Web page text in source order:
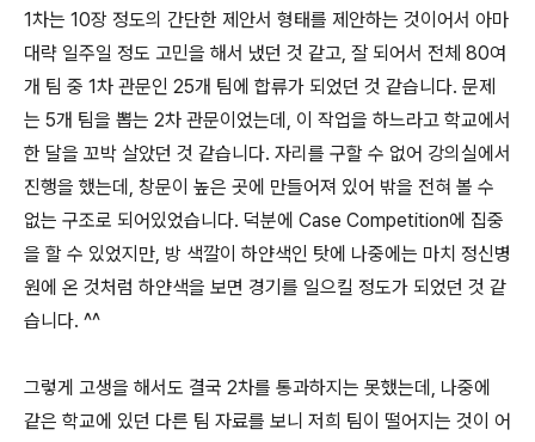
1차는 10장 정도의 간단한 제안서 형태를 제안하는 것이어서 아마
대략 일주일 정도 고민을 해서 냈던 것 같고, 잘 되어서 전체 80여
개 팀 중 1차 관문인 25개 팀에 합류가 되었던 것 같습니다. 문제
는 5개 팀을 뽑는 2차 관문이었는데, 이 작업을 하느라고 학교에서
한 달을 꼬박 살았던 것 같습니다. 자리를 구할 수 없어 강의실에서
진행을 했는데, 창문이 높은 곳에 만들어져 있어 밖을 전혀 볼 수
없는 구조로 되어있었습니다. 덕분에 Case Competition에 집중
을 할 수 있었지만, 방 색깔이 하얀색인 탓에 나중에는 마치 정신병
원에 온 것처럼 하얀색을 보면 경기를 일으킬 정도가 되었던 것 같
습니다. ^^
그렇게 고생을 해서도 결국 2차를 통과하지는 못했는데, 나중에
같은 학교에 있던 다른 팀 자료를 보니 저희 팀이 떨어지는 것이 어